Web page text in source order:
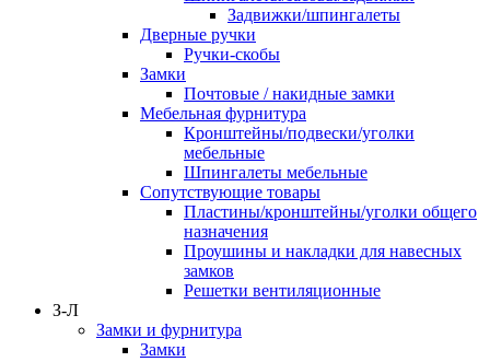
Задвижки/шпингалеты
Дверные ручки
Ручки-скобы
Замки
Почтовые / накидные замки
Мебельная фурнитура
Кронштейны/подвески/уголки
мебельные
Шпингалеты мебельные
Сопутствующие товары
Пластины/кронштейны/уголки общего
назначения
Проушины и накладки для навесных
замков
Решетки вентиляционные
З-Л
Замки и фурнитура
Замки